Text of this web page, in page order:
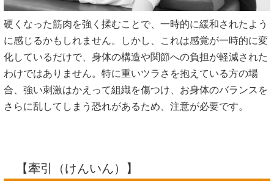
硬くなった筋肉を強く揉むことで、一時的に緩和されたよう
に感じるかもしれません。しかし、これは感覚が一時的に変
化しているだけで、身体の構造や関節への負担が軽減された
わけではありません。特に重いツラさを抱えている方の場
合、強い刺激はかえって組織を傷つけ、お身体のバランスを
さらに乱してしまう恐れがあるため、注意が必要です。
【牽引（けんいん）】